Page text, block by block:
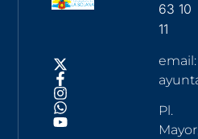
63 10
11
email:
Pl.